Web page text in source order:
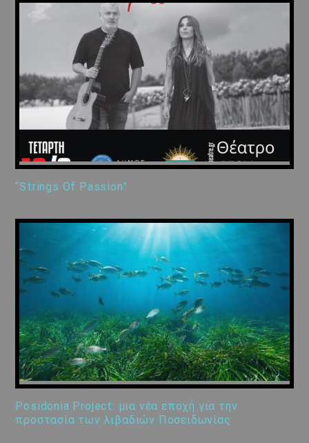
“Strings Of Passion”
Posidonia Project: μια νέα εποχή για την
προστασία των λιβαδιών Ποσειδωνίας